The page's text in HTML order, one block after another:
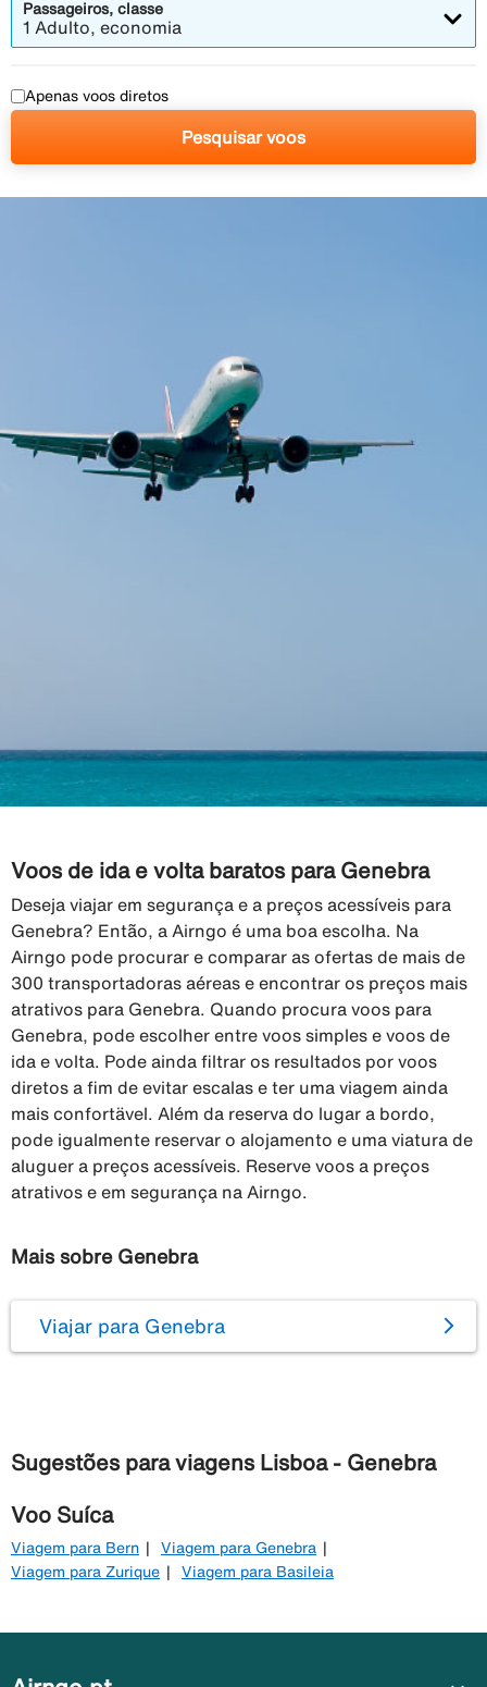
Passageiros, classe
1 Adulto, economia
Apenas voos diretos
Pesquisar voos
Voos de ida e volta baratos para Genebra
Deseja viajar em segurança e a preços acessíveis para
Genebra? Então, a Airngo é uma boa escolha. Na
Airngo pode procurar e comparar as ofertas de mais de
300 transportadoras aéreas e encontrar os preços mais
atrativos para Genebra. Quando procura voos para
Genebra, pode escolher entre voos simples e voos de
ida e volta. Pode ainda filtrar os resultados por voos
diretos a fim de evitar escalas e ter uma viagem ainda
mais confortävel. Além da reserva do lugar a bordo,
pode igualmente reservar o alojamento e uma viatura de
aluguer a preços acessíveis. Reserve voos a preços
atrativos e em segurança na Airngo.
Mais sobre Genebra
Viajar para Genebra
Sugestões para viagens Lisboa - Genebra
Voo Suíca
Viagem para Bern
Viagem para Genebra
Viagem para Zurique
Viagem para Basileia